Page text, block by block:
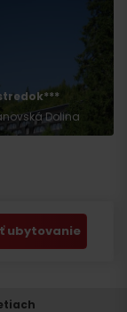
Dolina
ubytovanie